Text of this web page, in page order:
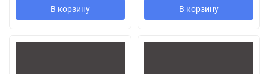
В корзину В корзину